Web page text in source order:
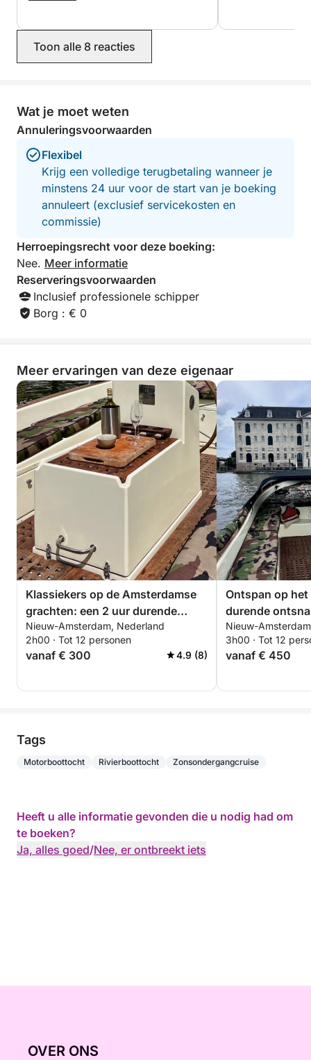
Toon alle 8 reacties
Wat je moet weten
Annuleringsvoorwaarden
Flexibel
Krijg een volledige terugbetaling wanneer je
minstens 24 uur voor de start van je boeking
annuleert (exclusief servicekosten en
commissie)
Herroepingsrecht voor deze boeking:
Nee. Meer informatie
Reserveringsvoorwaarden
Inclusief professionele schipper
Borg : € 0
Meer ervaringen van deze eigenaar
Klassiekers op de Amsterdamse
grachten: een 2 uur durende
rondvaart met prachtig uitzicht
Nieuw-Amsterdam, Nederland
2h00 · Tot 12 personen
vanaf € 300 4.9 (8)
Ontspan op
durende
Amsterdam
Nieuw-
3h00 · Tot 12
vanaf € 450
Tags
Motorboottocht Rivierboottocht Zonsondergangcruise
Heeft u alle informatie gevonden die u nodig had om
te boeken?
Ja, alles goed/Nee, er ontbreekt iets
OVER ONS